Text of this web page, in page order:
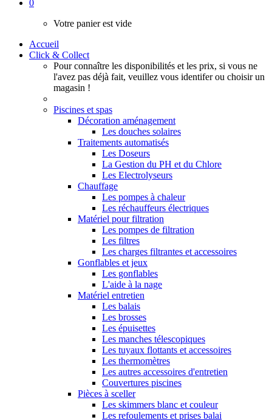
0
Votre panier est vide
Accueil
Click & Collect
Pour connaître les disponibilités et les prix, si vous ne
l'avez pas déjà fait, veuillez vous identifer ou choisir un
magasin !
Piscines et spas
Décoration aménagement
Les douches solaires
Traitements automatisés
Les Doseurs
La Gestion du PH et du Chlore
Les Electrolyseurs
Chauffage
Les pompes à chaleur
Les réchauffeurs électriques
Matériel pour filtration
Les pompes de filtration
Les filtres
Les charges filtrantes et accessoires
Gonflables et jeux
Les gonflables
L'aide à la nage
Matériel entretien
Les balais
Les brosses
Les épuisettes
Les manches télescopiques
Les tuyaux flottants et accessoires
Les thermomètres
Les autres accessoires d'entretien
Couvertures piscines
Pièces à sceller
Les skimmers blanc et couleur
Les refoulements et prises balai